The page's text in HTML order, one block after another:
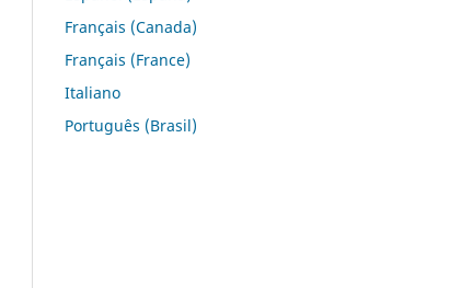
Français (Canada)
Français (France)
Italiano
Português (Brasil)